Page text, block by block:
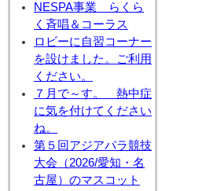
NESPA事業 らくら
く斉唱＆コーラス
ロビーに自習コーナー
を設けました。ご利用
ください。
７月で～す。 熱中症
に気を付けてください
ね。
第５回アジアパラ競技
大会（2026/愛知・名
古屋）のマスコット